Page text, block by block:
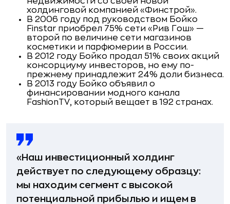
холдинговой компанией «Финстрой».
В 2006 году под руководством Бойко
Finstar приобрел 75% сети «Рив Гош» —
второй по величине сети магазинов
косметики и парфюмерии в России.
В 2012 году Бойко продал 51% своих акций
консорциуму инвесторов, но ему по-
прежнему принадлежит 24% доли бизнеса.
В 2013 году Бойко объявил о
финансировании модного канала
FashionTV, который вещает в 192 странах.
«Наш инвестиционный холдинг
действует по следующему образцу:
мы находим сегмент с высокой
потенциальной прибылью и ищем в